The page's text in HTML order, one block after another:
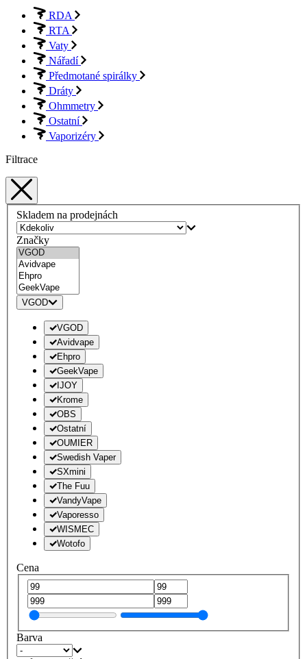
RDA
RTA
Vaty
Nářadí
Předmotané spirálky
Dráty
Ohmmetry
Ostatní
Vaporizéry
Filtrace
Skladem na prodejnách
Značky
VGOD
VGOD
Avidvape
Ehpro
GeekVape
IJOY
Krome
OBS
Ostatní
OUMIER
Swedish Vaper
SXmini
The Fuu
VandyVape
Vaporesso
WISMEC
Wotofo
Cena
Barva